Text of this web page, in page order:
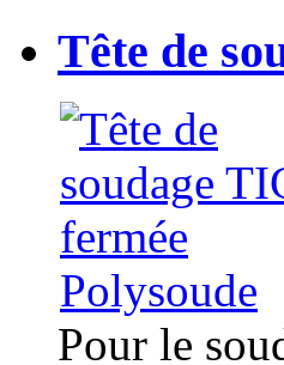
Tête de
Pour le